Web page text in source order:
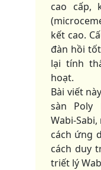
cao cấp,
kết cao.
đàn hồi
lại tính
hoạt.
Bài viết
sàn Poly
Wabi-
cách ứng
cách duy
triết lý